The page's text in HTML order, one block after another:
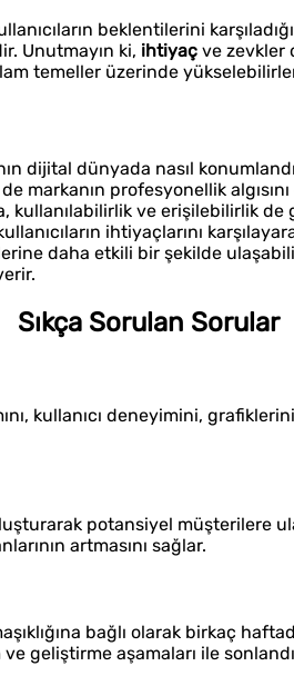
beklentilerini
Unutmayın ki, ihtiyaç ve zevkler
temeller üzerinde
dijital dünyada nasıl
markanın profesyonellik
kullanılabilirlik ve erişilebilirlik
ihtiyaçlarını
daha etkili bir şekilde
Sıkça Sorulan Sorular
kullanıcı deneyimini,
potansiyel müşterilere
artmasını sağlar.
bağlı olarak birkaç
geliştirme aşamaları ile